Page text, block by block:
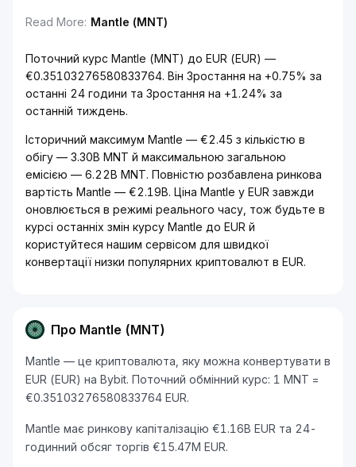
Read More: Mantle (MNT)
Поточний курс Mantle (MNT) до EUR (EUR) —
€0.35103276580833764. Він Зростання на +0.75% за
останні 24 години та Зростання на +1.24% за
останній тиждень.
Історичний максимум Mantle — €2.45 з кількістю в
обігу — 3.30B MNT й максимальною загальною
емісією — 6.22B MNT. Повністю розбавлена ринкова
вартість Mantle — €2.19B. Ціна Mantle у EUR завжди
оновлюється в режимі реального часу, тож будьте в
курсі останніх змін курсу Mantle до EUR й
користуйтеся нашим сервісом для швидкої
конвертації низки популярних криптовалют в EUR.
Про Mantle (MNT)
Mantle — це криптовалюта, яку можна конвертувати в
EUR (EUR) на Bybit. Поточний обмінний курс: 1 MNT =
€0.35103276580833764 EUR.
Mantle має ринкову капіталізацію €1.16B EUR та 24-
годинний обсяг торгів €15.47M EUR.